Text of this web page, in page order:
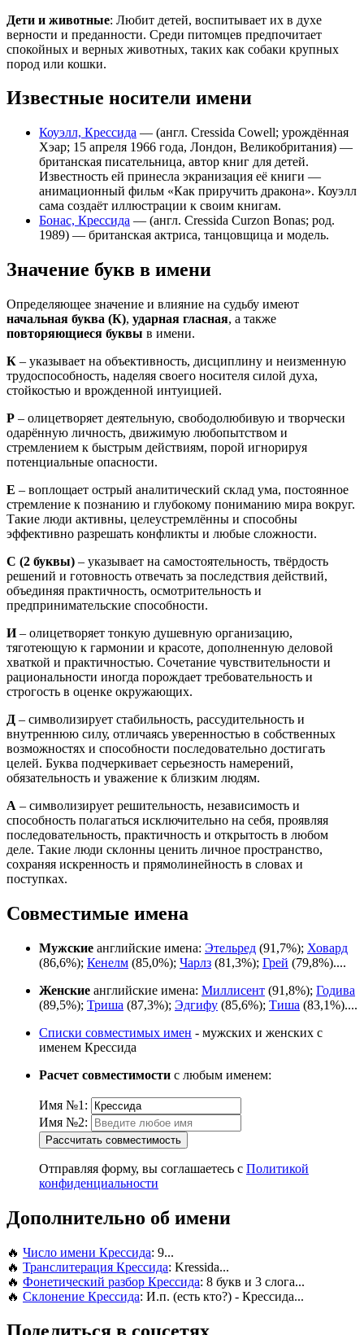
Дети и животные: Любит детей, воспитывает их в духе
верности и преданности. Среди питомцев предпочитает
спокойных и верных животных, таких как собаки крупных
пород или кошки.
Известные носители имени
Коуэлл, Крессида — (англ. Cressida Cowell; урождённая
Хэар; 15 апреля 1966 года, Лондон, Великобритания) —
британская писательница, автор книг для детей.
Известность ей принесла экранизация её книги —
анимационный фильм «Как приручить дракона». Коуэлл
сама создаёт иллюстрации к своим книгам.
Бонас, Крессида — (англ. Cressida Curzon Bonas; род.
1989) — британская актриса, танцовщица и модель.
Значение букв в имени
Определяющее значение и влияние на судьбу имеют
начальная буква (К), ударная гласная, а также
повторяющиеся буквы в имени.
К – указывает на объективность, дисциплину и неизменную
трудоспособность, наделяя своего носителя силой духа,
стойкостью и врожденной интуицией.
Р – олицетворяет деятельную, свободолюбивую и творчески
одарённую личность, движимую любопытством и
стремлением к быстрым действиям, порой игнорируя
потенциальные опасности.
Е – воплощает острый аналитический склад ума, постоянное
стремление к познанию и глубокому пониманию мира вокруг.
Такие люди активны, целеустремлённы и способны
эффективно разрешать конфликты и любые сложности.
С (2 буквы) – указывает на самостоятельность, твёрдость
решений и готовность отвечать за последствия действий,
объединяя практичность, осмотрительность и
предпринимательские способности.
И– олицетворяет тонкую душевную организацию,
тяготеющую к гармонии и красоте, дополненную деловой
хваткой и практичностью. Сочетание чувствительности и
рациональности иногда порождает требовательность и
строгость в оценке окружающих.
Д – символизирует стабильность, рассудительность и
внутреннюю силу, отличаясь уверенностью в собственных
возможностях и способности последовательно достигать
целей. Буква подчеркивает серьезность намерений,
обязательность и уважение к близким людям.
А – символизирует решительность, независимость и
способность полагаться исключительно на себя, проявляя
последовательность, практичность и открытость в любом
деле. Такие люди склонны ценить личное пространство,
сохраняя искренность и прямолинейность в словах и
поступках.
Совместимые имена
Мужские английские имена: Этельред (91,7%); Ховард
(86,6%); Кенелм (85,0%); Чарлз (81,3%); Грей (79,8%)....
Женские английские имена: Миллисент (91,8%); Годива
(89,5%); Триша (87,3%); Эдгифу (85,6%); Тиша (83,1%)....
Списки совместимых имен - мужских и женских с
именем Крессида
Расчет совместимости с любым именем:
Имя №1:
Имя №2:
Рассчитать совместимость
Отправляя форму, вы соглашаетесь с Политикой
конфиденциальности
Дополнительно об имени
🔥 Число имени Крессида: 9...
🔥 Транслитерация Крессида: Kressida...
🔥 Фонетический разбор Крессида: 8 букв и 3 слога...
🔥 Склонение Крессида: И.п. (есть кто?) - Крессида...
Поделиться в соцсетях